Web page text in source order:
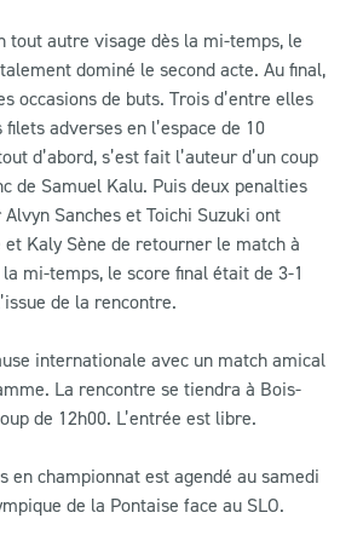
tout autre visage dès la mi-temps, le
dominé le second acte. Au final,
occasions de buts. Trois d’entre elles
adverses en l’espace de 10
d’abord, s’est fait l’auteur d’un coup
de Samuel Kalu. Puis deux penalties
Sanches et Toichi Suzuki ont
et Kaly Sène de retourner le match à
mi-temps, le score final était de 3-1
de la rencontre.
internationale avec un match amical
La rencontre se tiendra à Bois-
de 12h00. L’entrée est libre.
en championnat est agendé au samedi
de la Pontaise face au SLO.